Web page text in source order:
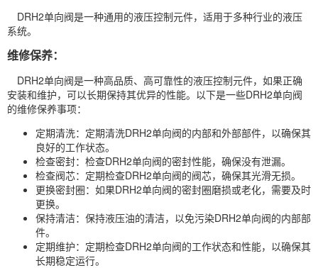
DRH2单向阀是一种通用的液压控制元件，适用于多种行业的液压
系统。
维修保养：
DRH2单向阀是一种高品质、高可靠性的液压控制元件，如果正确
安装和维护，可以长期保持其优异的性能。以下是一些DRH2单向阀
的维修保养事项：
定期清洗：定期清洗DRH2单向阀的内部和外部部件，以确保其
良好的工作状态。
检查密封：检查DRH2单向阀的密封性能，确保没有泄漏。
检查阀芯：定期检查DRH2单向阀的阀芯，确保其光滑无损。
更换密封圈：如果DRH2单向阀的密封圈磨损或老化，需要及时
更换。
保持清洁：保持液压油的清洁，以免污染DRH2单向阀的内部部
件。
定期维护：定期检查DRH2单向阀的工作状态和性能，以确保其
长期稳定运行。